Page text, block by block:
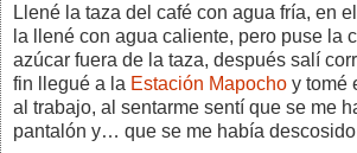
Llené la taza del café con agua fría, en
la llené con agua caliente, pero puse la
azúcar fuera de la taza, después salí
fin llegué a la Estación Mapocho y tomé
al trabajo, al sentarme sentí que se me
pantalón y… que se me había